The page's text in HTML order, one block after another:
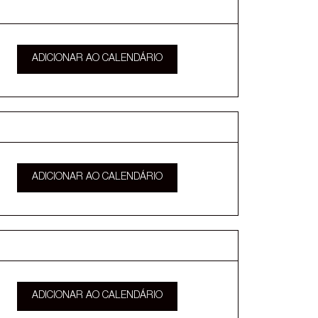
ADICIONAR AO CALENDÁRIO
ADICIONAR AO CALENDÁRIO
ADICIONAR AO CALENDÁRIO